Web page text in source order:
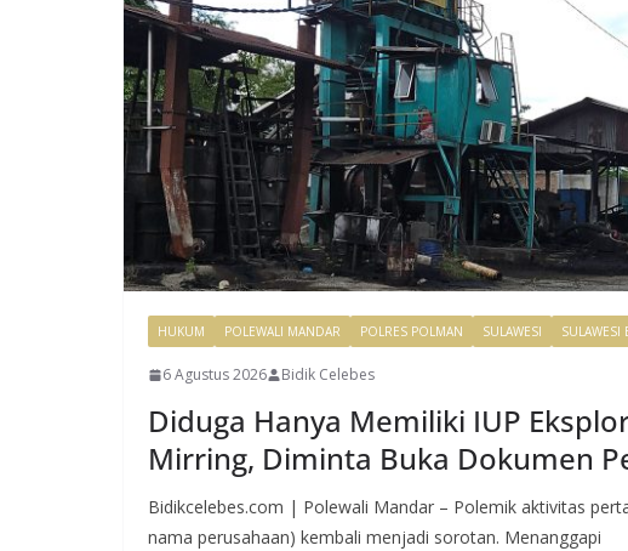
HUKUM POLEWALI MANDAR POLRES POLMAN SULAWESI SULAWESI
6 Agustus 2026 Bidik Celebes
Diduga Hanya Memiliki IUP
Mirring, Diminta Buka Dokumen
Bidikcelebes.com | Polewali Mandar – Polemik aktivitas
nama perusahaan) kembali menjadi sorotan. Menanggapi